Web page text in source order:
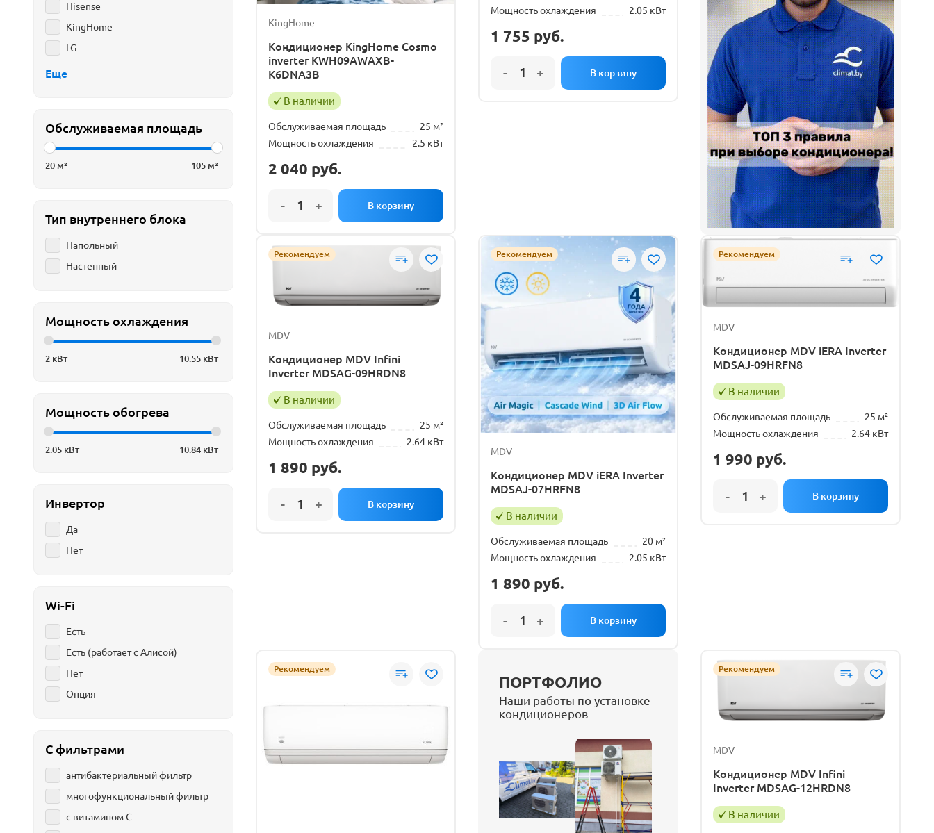
Hisense
KingHome
LG
Еще
Обслуживаемая площадь
20 м² 105 м²
Тип внутреннего блока
Напольный
Настенный
Мощность охлаждения
2 кВт 10.55 кВт
Мощность обогрева
2.05 кВт 10.84 кВт
Инвертор
Да
Нет
Wi-Fi
Есть
Есть (работает с Алисой)
Нет
Опция
С фильтрами
антибактериальный фильтр
многофункциональный фильтр
с витамином С
KingHome
Кондиционер KingHome Cosmo
inverter KWH09AWAXB-
K6DNA3B
В наличии
Обслуживаемая площадь
25 м²
Мощность охлаждения
2.5 кВт
2 040 руб.
Мощность охлаждения
2.05 кВт
1 755 руб.
Рекомендуем
MDV
Кондиционер MDV Infini
Inverter MDSAG-09HRDN8
В наличии
Обслуживаемая площадь
25 м²
Мощность охлаждения
2.64 кВт
1 890 руб.
Рекомендуем
MDV
Кондиционер MDV iERA Inverter
MDSAJ-07HRFN8
В наличии
Обслуживаемая площадь
20 м²
Мощность охлаждения
2.05 кВт
1 890 руб.
Рекомендуем
MDV
Кондиционер MDV iERA Inverter
MDSAJ-09HRFN8
В наличии
Обслуживаемая площадь
25 м²
Мощность охлаждения
2.64 кВт
1 990 руб.
Рекомендуем
ПОРТФОЛИО
Наши работы по установке
кондиционеров
Рекомендуем
MDV
Кондиционер MDV Infini
Inverter MDSAG-12HRDN8
В наличии